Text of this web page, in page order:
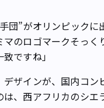
団”がオリンピックに
マのロゴマークそっく
ですね」
ザインが、国内コン
、西アフリカのシエ